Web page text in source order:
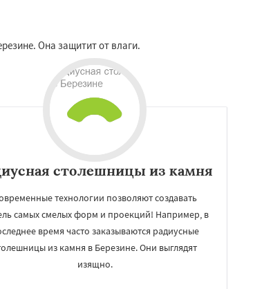
Она защитит от влаги.
столешницы из камня
технологии позволяют создавать
самых смелых форм и проекций! Например, в
время часто заказываются радиусные
из камня в Березине. Они выглядят
изящно.